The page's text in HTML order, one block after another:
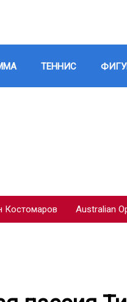
ТЕННИС
Костомаров Australian